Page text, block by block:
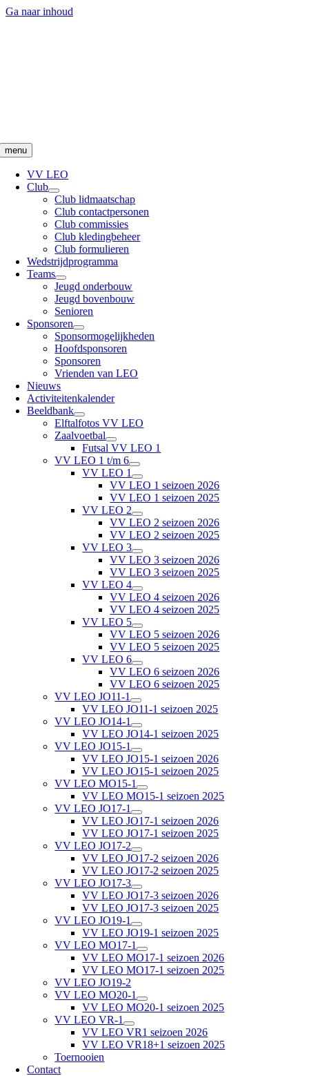
Ga naar inhoud
menu
VV LEO
Club
Club lidmaatschap
Club contactpersonen
Club commissies
Club kledingbeheer
Club formulieren
Wedstrijdprogramma
Teams
Jeugd onderbouw
Jeugd bovenbouw
Senioren
Sponsoren
Sponsormogelijkheden
Hoofdsponsoren
Sponsoren
Vrienden van LEO
Nieuws
Activiteitenkalender
Beeldbank
Elftalfotos VV LEO
Zaalvoetbal
Futsal VV LEO 1
VV LEO 1 t/m 6
VV LEO 1
VV LEO 1 seizoen 2026
VV LEO 1 seizoen 2025
VV LEO 2
VV LEO 2 seizoen 2026
VV LEO 2 seizoen 2025
VV LEO 3
VV LEO 3 seizoen 2026
VV LEO 3 seizoen 2025
VV LEO 4
VV LEO 4 seizoen 2026
VV LEO 4 seizoen 2025
VV LEO 5
VV LEO 5 seizoen 2026
VV LEO 5 seizoen 2025
VV LEO 6
VV LEO 6 seizoen 2026
VV LEO 6 seizoen 2025
VV LEO JO11-1
VV LEO JO11-1 seizoen 2025
VV LEO JO14-1
VV LEO JO14-1 seizoen 2025
VV LEO JO15-1
VV LEO JO15-1 seizoen 2026
VV LEO JO15-1 seizoen 2025
VV LEO MO15-1
VV LEO MO15-1 seizoen 2025
VV LEO JO17-1
VV LEO JO17-1 seizoen 2026
VV LEO JO17-1 seizoen 2025
VV LEO JO17-2
VV LEO JO17-2 seizoen 2026
VV LEO JO17-2 seizoen 2025
VV LEO JO17-3
VV LEO JO17-3 seizoen 2026
VV LEO JO17-3 seizoen 2025
VV LEO JO19-1
VV LEO JO19-1 seizoen 2025
VV LEO MO17-1
VV LEO MO17-1 seizoen 2026
VV LEO MO17-1 seizoen 2025
VV LEO JO19-2
VV LEO MO20-1
VV LEO MO20-1 seizoen 2025
VV LEO VR-1
VV LEO VR1 seizoen 2026
VV LEO VR18+1 seizoen 2025
Toernooien
Contact